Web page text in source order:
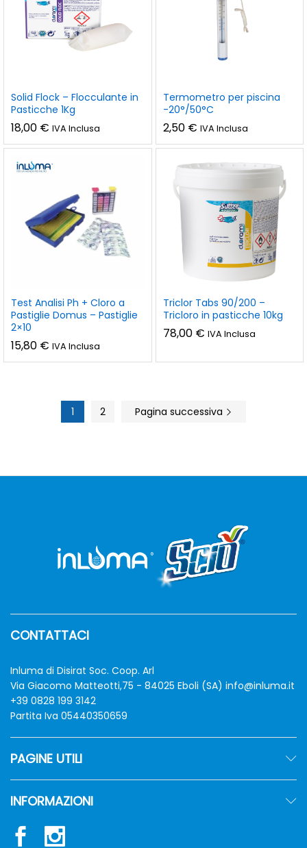
Solid Flock – Flocculante in
Pasticche 1Kg
18,00 € IVA Inclusa
Termometro per piscina
-20°/50°C
2,50 € IVA Inclusa
Test Analisi Ph + Cloro a
Pastiglie Domus – Pastiglie
2×10
15,80 € IVA Inclusa
Triclor Tabs 90/200 –
Tricloro in pasticche 10kg
78,00 € IVA Inclusa
1 2 Pagina successiva
CONTATTACI
Inluma di Disirat Soc. Coop. Arl
Via Giacomo Matteotti,75 - 84025 Eboli (SA) info@inluma.it
+39 0828 199 3142
Partita Iva 05440350659
PAGINE UTILI
INFORMAZIONI